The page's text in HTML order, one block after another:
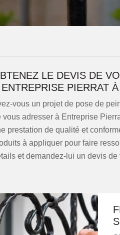
LE DEVIS DE
PIERRAT
vous un projet de pose de
vous adresser à Entreprise
prestation de qualité et
à appliquer pour faire
et demandez-lui un devis